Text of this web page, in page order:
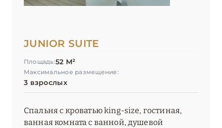
JUNIOR SUITE
Площадь:52 М²
Максимальное размещение:
3 взрослых
Спальня с кроватью king-size, гостиная,
ванная комната с ванной, душевой